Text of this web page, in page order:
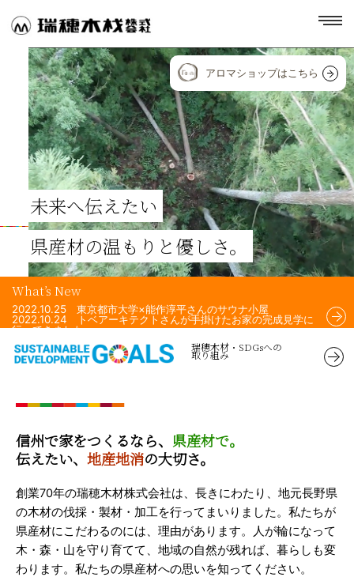
未来へ伝えたい
県産材の温もりと優しさ。
アロマショップはこちら
What’s New
2022.10.25 東京都市大学×能作淳平さんのサウナ小屋
2022.10.24 トベアーキテクトさんが手掛けたお家の完成見学に
行ってきました。
2022.10.24 Airchi Airsさんが手掛けた住宅のフェンスに、瑞穂
木材の杉材を使用して頂きました！
瑞穂木材・SDGsへの
取り組み
信州で家をつくるなら、 県産材で。
伝えたい、 地産地消の大切さ。
創業70年の瑞穂木材株式会社は、長きにわたり、地元長野県
の木材の伐採・製材・加工を行ってまいりました。私たちが
県産材にこだわるのには、理由があります。人が輪になって
木・森・山を守り育てて、地域の自然が残れば、暮らしも変
わります。私たちの県産材への思いを知ってください。